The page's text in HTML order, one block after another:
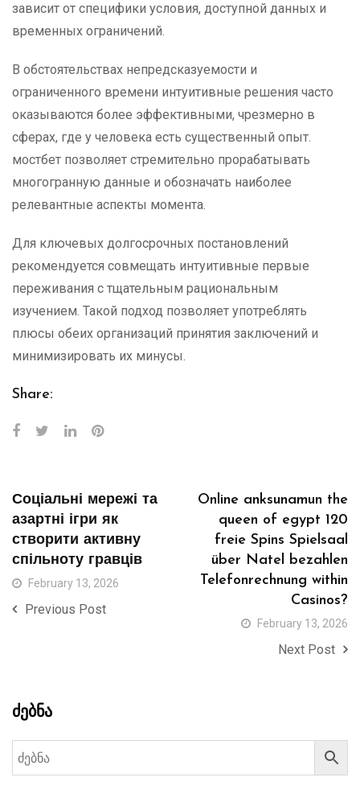
зависит от специфики условия, доступной данных и
временных ограничений.
В обстоятельствах непредсказуемости и
ограниченного времени интуитивные решения часто
оказываются более эффективными, чрезмерно в
сферах, где у человека есть существенный опыт.
мостбет позволяет стремительно прорабатывать
многогранную данные и обозначать наиболее
релевантные аспекты момента.
Для ключевых долгосрочных постановлений
рекомендуется совмещать интуитивные первые
переживания с тщательным рациональным
изучением. Такой подход позволяет употреблять
плюсы обеих организаций принятия заключений и
минимизировать их минусы.
Share:
Соціальні мережі та
азартні ігри як
створити активну
спільноту гравців
February 13, 2026
Previous Post
Online anksunamun the
queen of egypt 120
freie Spins Spielsaal
über Natel bezahlen
Telefonrechnung within
Casinos?
February 13, 2026
Next Post
ძებნა